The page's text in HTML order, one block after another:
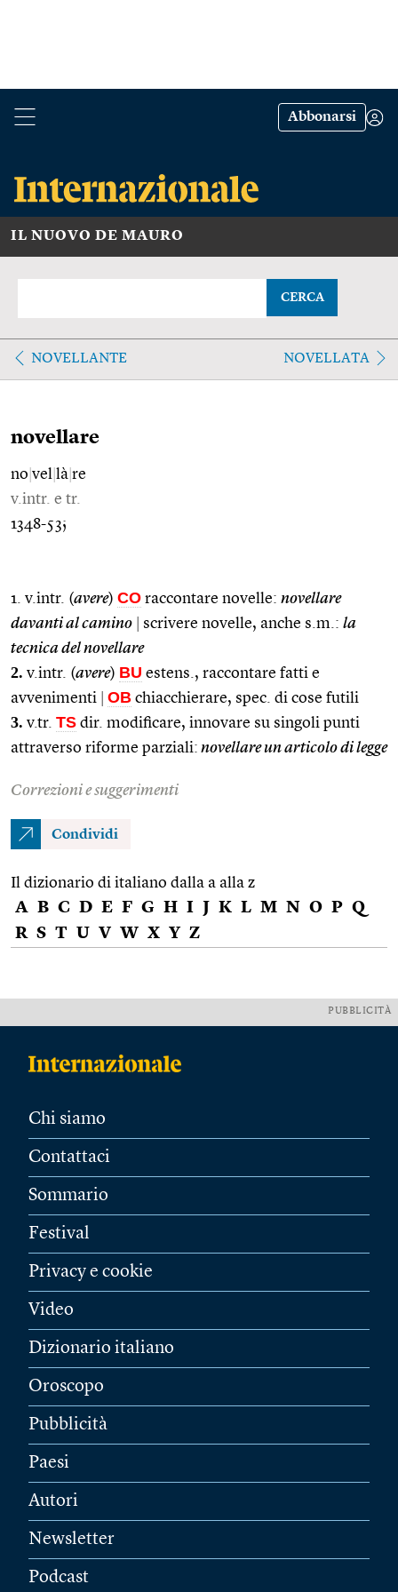
Abbonarsi
IL NUOVO DE MAURO
CERCA
NOVELLANTE NOVELLATA
novellare
no vel là re
v.intr. e tr.
1348-53;
1. v.intr. (avere) CO raccontare novelle: novellare
davanti al camino
scrivere novelle, anche s.m.: la
tecnica del novellare
2. v.intr. (avere) BU estens., raccontare fatti e
avvenimenti
OB chiacchierare, spec. di cose futili
3. v.tr. TS dir. modificare, innovare su singoli punti
attraverso riforme parziali: novellare un articolo di legge
Correzioni e suggerimenti
Condividi
Il dizionario di italiano dalla a alla z
A B C D E F G H I J K L M N O P Q
R S T U V W X Y Z
PUBBLICITÀ
Chi siamo
Contattaci
Sommario
Festival
Privacy e cookie
Video
Dizionario italiano
Oroscopo
Pubblicità
Paesi
Autori
Newsletter
Podcast